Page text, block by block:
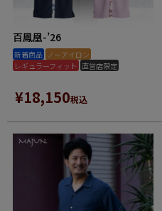
百鳳凰-’26
新着商品 ノーアイロン
レギュラーフィット 直営店限定
¥18,150税込